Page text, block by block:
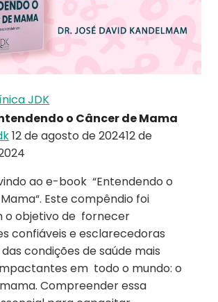
JDK
o Câncer de Mama
12 de agosto de 202412 de
ao e-book “Entendendo o
Este compêndio foi
o objetivo de fornecer
confiáveis e esclarecedoras
condições de saúde mais
em todo o mundo: o
Compreender essa